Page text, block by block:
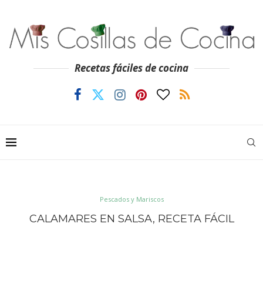
Recetas fáciles de cocina
Pescados y Mariscos
CALAMARES EN SALSA, RECETA FÁCIL